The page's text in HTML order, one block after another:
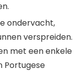
ondervacht,
verspreiden.
met een enkele
Portugese